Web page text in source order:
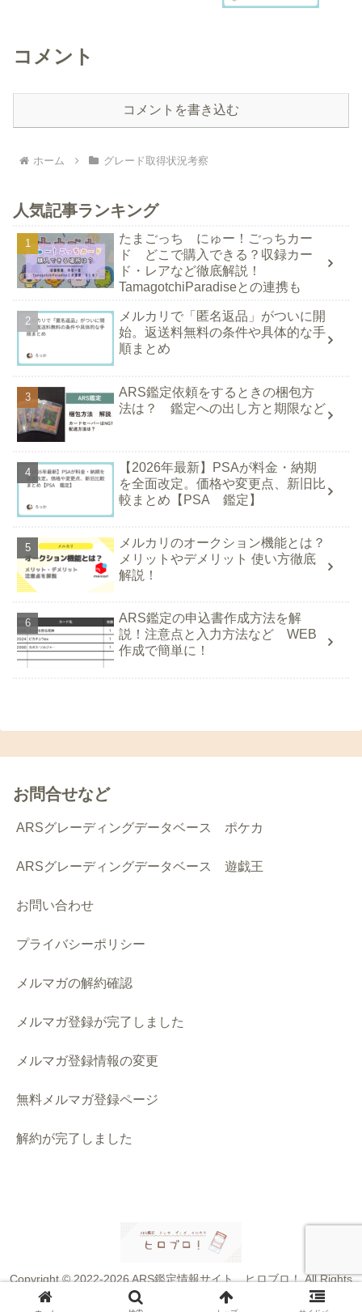
コメント
コメントを書き込む
ホーム グレード取得状況考察
人気記事ランキング
たまごっち にゅー！ごっちカー
ド どこで購入できる？収録カー
ド・レアなど徹底解説！
TamagotchiParadiseとの連携も
メルカリで「匿名返品」がついに開
始。返送料無料の条件や具体的な手
順まとめ
ARS鑑定依頼をするときの梱包方
法は？ 鑑定への出し方と期限など
【2026年最新】PSAが料金・納期
を全面改定。価格や変更点、新旧比
較まとめ【PSA 鑑定】
メルカリのオークション機能とは？
メリットやデメリット 使い方徹底
解説！
ARS鑑定の申込書作成方法を解
説！注意点と入力方法など WEB
作成で簡単に！
お問合せなど
ARSグレーディングデータベース ポケカ
ARSグレーディングデータベース 遊戯王
お問い合わせ
プライバシーポリシー
メルマガの解約確認
メルマガ登録が完了しました
メルマガ登録情報の変更
無料メルマガ登録ページ
解約が完了しました
Copyright © 2022-2026 ARS鑑定情報サイト ヒロブロ！ All Rights